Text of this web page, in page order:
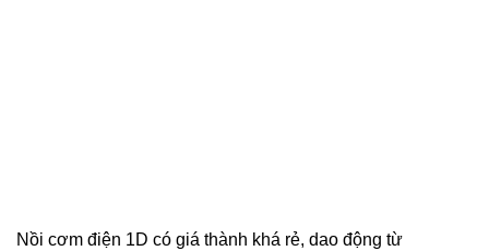
Nồi cơm điện 1D có giá thành khá rẻ, dao động từ